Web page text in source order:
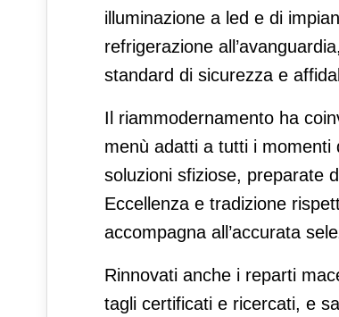
illuminazione a led e di
refrigerazione
standard di sicurezza e
Il riammodernamento ha
menù adatti a tutti i momenti
soluzioni sfiziose, preparate
Eccellenza e tradizione
accompagna all’accurata
Rinnovati anche i reparti
tagli certificati e ricercati, e